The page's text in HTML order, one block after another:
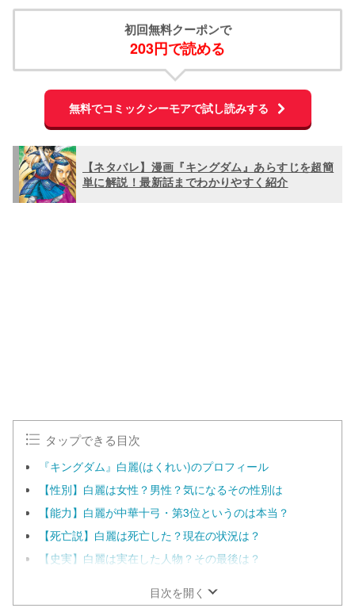
初回無料クーポンで
203円で読める
無料でコミックシーモアで試し読みする
【ネタバレ】漫画『キングダム』あらすじを超簡
単に解説！最新話までわかりやすく紹介
タップできる目次
『キングダム』白麗(はくれい)のプロフィール
【性別】白麗は女性？男性？気になるその性別は
【能力】白麗が中華十弓・第3位というのは本当？
【死亡説】白麗は死亡した？現在の状況は？
【史実】白麗は実在した人物？その最後は？
目次を開く